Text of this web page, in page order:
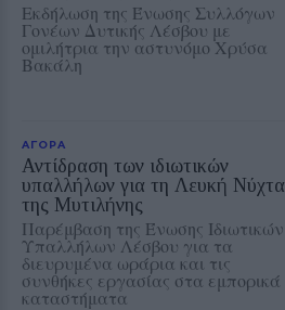
Εκδήλωση της Ένωσης Συλλόγων
Γονέων Δυτικής Λέσβου με
ομιλήτρια την αστυνόμο Χρύσα
Βακάλη
ΑΓΟΡΑ
Αντίδραση των ιδιωτικών
υπαλλήλων για τη Λευκή Νύχτα
της Μυτιλήνης
Παρέμβαση της Ένωσης Ιδιωτικών
Υπαλλήλων Λέσβου για τα
διευρυμένα ωράρια και τις
συνθήκες εργασίας στα εμπορικά
καταστήματα